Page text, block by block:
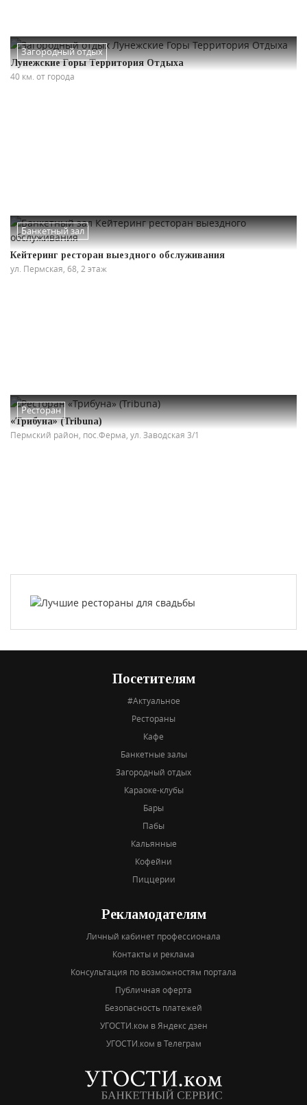
Загородный отдых
Лунежские Горы Территория Отдыха
40 км. от города
Банкетный зал
Кейтеринг ресторан выездного обслуживания
ул. Пермская, 68, 2 этаж
Ресторан
«Трибуна» (Tribuna)
Пермский район, пос.Ферма, ул. Заводская 3/1
Посетителям
#Актуальное
Рестораны
Кафе
Банкетные залы
Загородный отдых
Караоке-клубы
Бары
Пабы
Кальянные
Кофейни
Пиццерии
Рекламодателям
Личный кабинет профессионала
Контакты и реклама
Консультация по возможностям портала
Публичная оферта
Безопасность платежей
УГОСТИ.ком в Яндекс дзен
УГОСТИ.ком в Телеграм